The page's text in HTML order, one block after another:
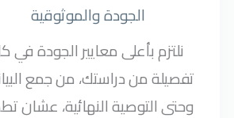
الجودة والموثوقية
نلتزم بأعلى معايير الجودة في
تفصيلة من دراستك، من جمع
وحتى التوصية النهائية، عشان